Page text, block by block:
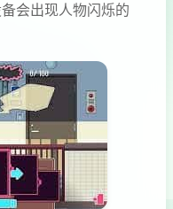
会出现人物闪烁的